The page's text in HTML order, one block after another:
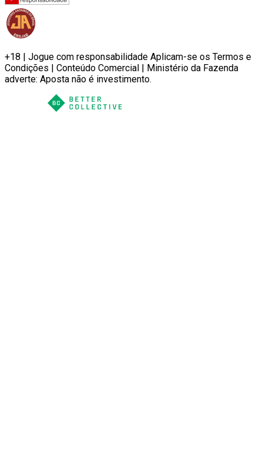
+18 | Jogue com responsabilidade Aplicam-se os Termos e
Condições | Conteúdo Comercial | Ministério da Fazenda
adverte: Aposta não é investimento.